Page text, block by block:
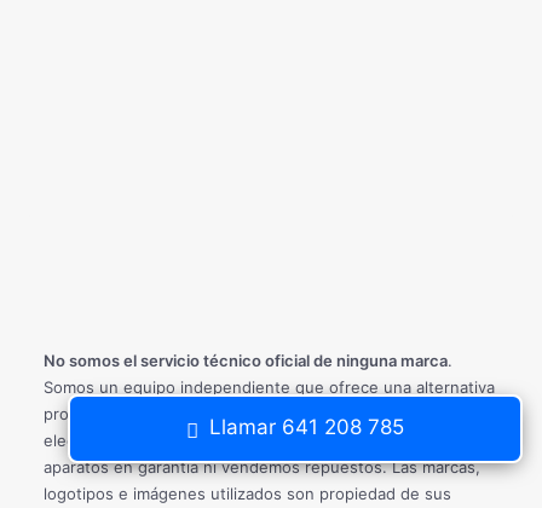
Llamar 641 208 785
No somos el servicio técnico oficial de ninguna marca.
Somos un equipo independiente que ofrece una alternativa
profesional, eficiente y asequible para la reparación de
electrodomésticos en Málaga y provincia. No reparamos
aparatos en garantía ni vendemos repuestos. Las marcas,
logotipos e imágenes utilizados son propiedad de sus